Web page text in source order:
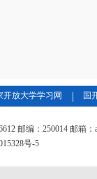
开放大学学习网 | 国
邮编：250014 邮箱：
号-5